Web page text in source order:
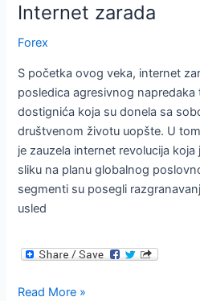
Internet zarada
Forex
S početka ovog veka, internet
posledica agresivnog
dostignića koja su donela sa
društvenom životu uopšte. U
je zauzela internet revolucija
sliku na planu globalnog
segmenti su posegli
usled
Internet
Read More »